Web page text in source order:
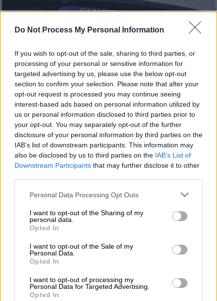
Do Not Process My Personal Information
If you wish to opt-out of the sale, sharing to third parties, or
processing of your personal or sensitive information for
targeted advertising by us, please use the below opt-out
section to confirm your selection. Please note that after your
opt-out request is processed you may continue seeing
interest-based ads based on personal information utilized by
us or personal information disclosed to third parties prior to
your opt-out. You may separately opt-out of the further
disclosure of your personal information by third parties on the
IAB’s list of downstream participants. This information may
also be disclosed by us to third parties on the IAB’s List of
Downstream Participants that may further disclose it to other
Please note that this website/app uses one or more Google
not limited to your visit or usage behaviour. You may click to
grant or deny consent to Google and its third-party tags to
use your data for below specified purposes in below Google
consent section.
Personal Data Processing Opt Outs
I want to opt-out of the Sharing of my
personal data.
Opted In
I want to opt-out of the Sale of my
Personal Data.
Opted In
I want to opt-out of processing my
Personal Data for Targeted Advertising.
Opted In
Ελληνική Αστυνομία (EUROKINISSI)
Προσθέστε το ΕΘΝΟΣ στη Google
Τραγικό περιστατικό σημειώθηκε στο χωριό
ΟρμένιοΟρεστιάδας με έναν 80χρονο να
εντοπίζεται νεκρός στο αυτοκίνητό του,
στην αυλή του σπιτιού του. Το όχημα είχε
αρπάξει φωτιά και ηλικιωμένος
απανθρακώθηκε.
ΔΙΑΒΑΣΤΕ ΕΠΙΣΗΣ
Νέα Αγχίαλος: Τραγικό τέλος για
32χρονο - Τον βρήκαν
καταπλακωμένο από το τρακτέρ του